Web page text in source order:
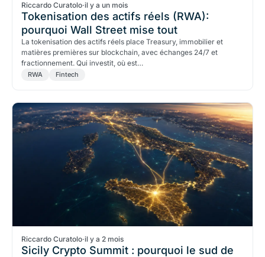
Riccardo Curatolo·il y a un mois
Tokenisation des actifs réels (RWA):
pourquoi Wall Street mise tout
La tokenisation des actifs réels place Treasury, immobilier et
matières premières sur blockchain, avec échanges 24/7 et
fractionnement. Qui investit, où est…
RWA Fintech
Riccardo Curatolo·il y a 2 mois
Sicily Crypto Summit : pourquoi le sud de